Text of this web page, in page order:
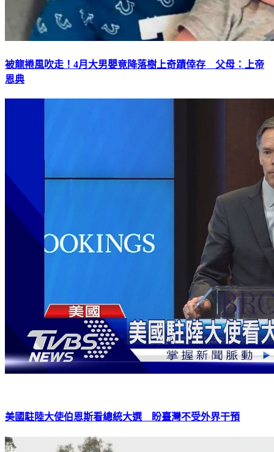
被龍捲風吹走！4月大男嬰竟降落樹上奇蹟倖存 父母：上帝
恩典
美國駐陸大使伯恩斯看總統大選 盼臺灣不受外界干預